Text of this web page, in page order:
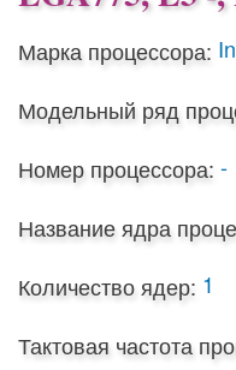
Марка процессора:
Модельный ряд
Номер процессора: -
Название ядра
Количество ядер: 1
Тактовая частота